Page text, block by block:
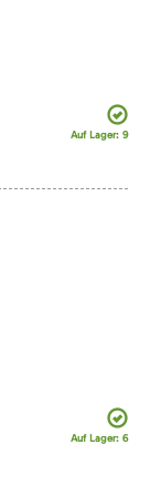
Auf Lager: 9
Auf Lager: 6